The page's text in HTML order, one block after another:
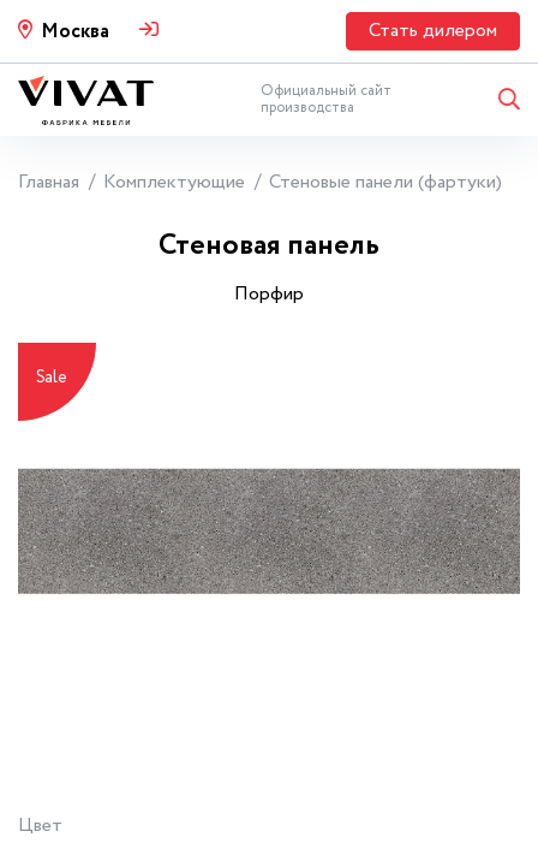
Москва Стать дилером
Официальный сайт
производства
Главная Комплектующие Стеновые панели (фартуки)
Стеновая панель
Порфир
Sale
Цвет